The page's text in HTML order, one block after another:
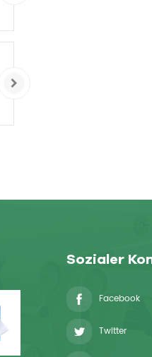
Sozialer
Facebook
Twitter